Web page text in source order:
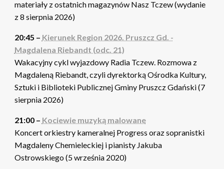
materiały z ostatnich magazynów Nasz Tczew (wydanie
z 8 sierpnia 2026)
20:45 – Kierunek Region 2026. Pruszcz Gd. -
Magdalena Riebandt (odc. 21)
Wakacyjny cykl wyjazdowy Radia Tczew. Rozmowa z
Magdaleną Riebandt, czyli dyrektorką Ośrodka Kultury,
Sztuki i Biblioteki Publicznej Gminy Pruszcz Gdański (7
sierpnia 2026)
21:00 – Kociewie muzyką malowane
Koncert orkiestry kameralnej Progress oraz sopranistki
Magdaleny Chemieleckiej i pianisty Jakuba
Ostrowskiego (5 września 2020)